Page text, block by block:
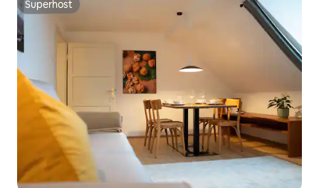
Superhost
Superhost